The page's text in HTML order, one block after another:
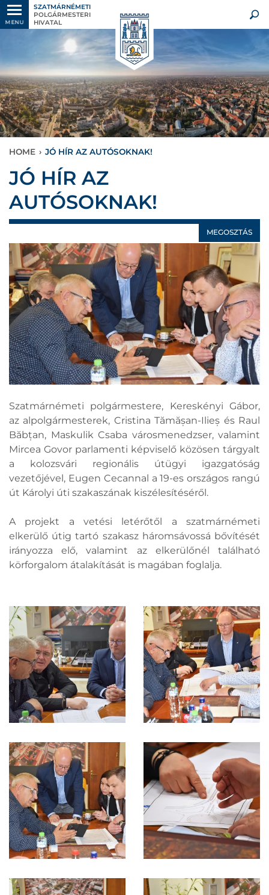
MENU
SZATMÁRNÉMETI
POLGÁRMESTERI
HIVATAL
HOME › JÓ HÍR AZ AUTÓSOKNAK!
JÓ HÍR AZ
AUTÓSOKNAK!
MEGOSZTÁS
Szatmárnémeti polgármestere, Kereskényi Gábor,
az alpolgármesterek, Cristina Tămășan-Ilieș és Raul
Băbțan, Maskulik Csaba városmenedzser, valamint
Mircea Govor parlamenti képviselő közösen tárgyalt
a kolozsvári regionális útügyi igazgatóság
vezetőjével, Eugen Cecannal a 19-es országos rangú
út Károlyi úti szakaszának kiszélesítéséről.
A projekt a vetési letérőtől a szatmárnémeti
elkerülő útig tartó szakasz háromsávossá bővítését
irányozza elő, valamint az elkerülőnél található
körforgalom átalakítását is magában foglalja.